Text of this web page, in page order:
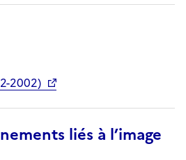
2002)
liés à l’image